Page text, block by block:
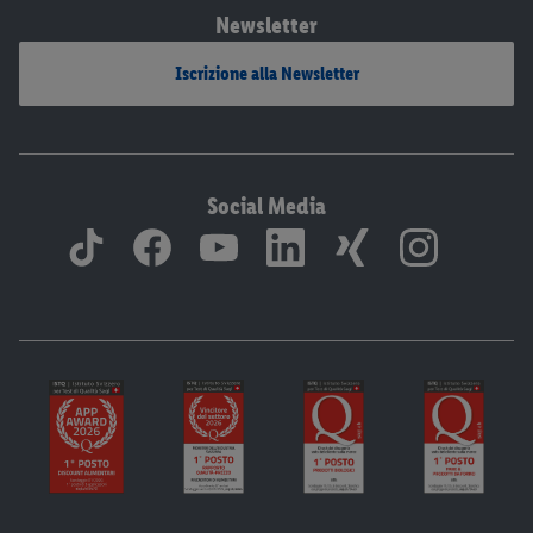
Newsletter
Iscrizione alla Newsletter
Social Media